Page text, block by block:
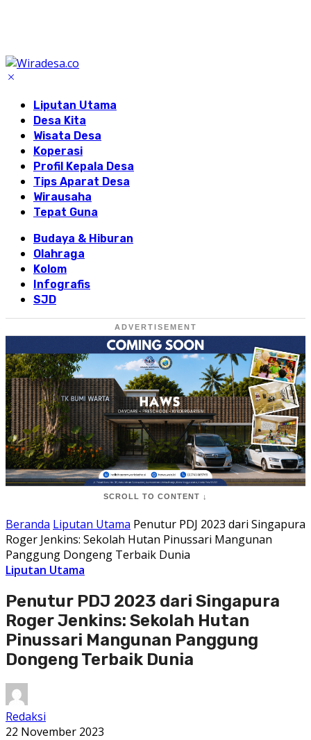
Liputan Utama
Desa Kita
Wisata Desa
Koperasi
Profil Kepala Desa
Tips Aparat Desa
Wirausaha
Tepat Guna
Budaya & Hiburan
Olahraga
Kolom
Infografis
SJD
ADVERTISEMENT
SCROLL TO CONTENT ↓
Beranda Liputan Utama Penutur PDJ 2023 dari Singapura
Roger Jenkins: Sekolah Hutan Pinussari Mangunan
Panggung Dongeng Terbaik Dunia
Liputan Utama
Penutur PDJ 2023 dari Singapura
Roger Jenkins: Sekolah Hutan
Pinussari Mangunan Panggung
Dongeng Terbaik Dunia
Redaksi
22 November 2023